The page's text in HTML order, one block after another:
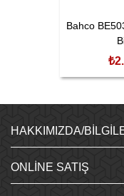
Bahco
HAKKIMIZDA/
ONLINE SATIŞ